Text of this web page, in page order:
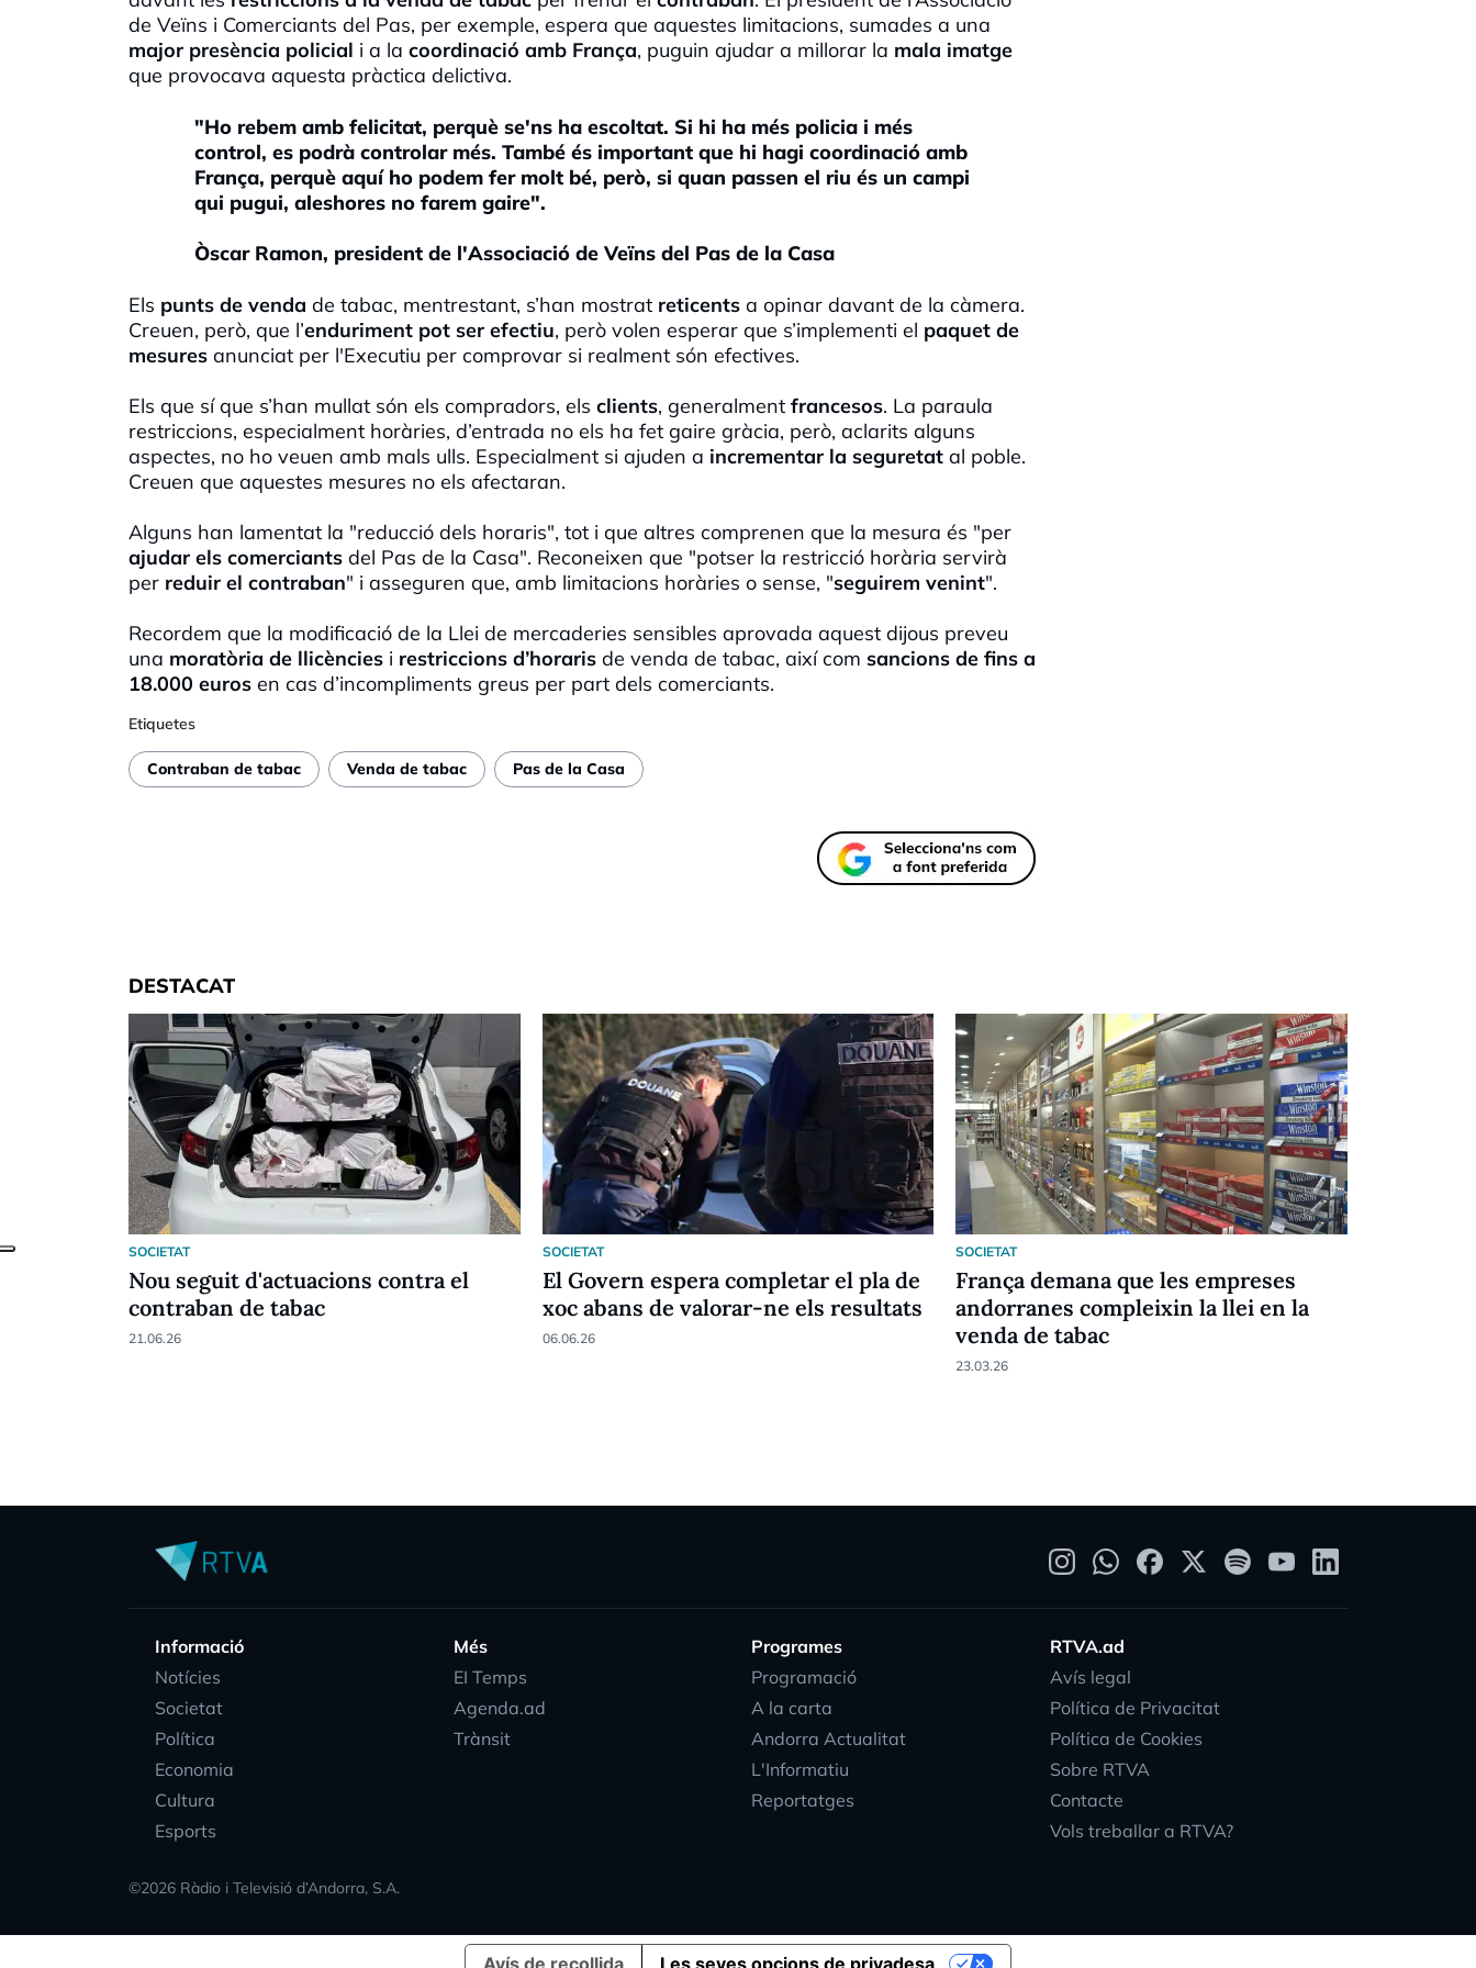
de Veïns i Comerciants del Pas, per exemple, espera que aquestes limitacions, sumades a una
major presència policial i a la coordinació amb França, puguin ajudar a millorar la mala imatge
que provocava aquesta pràctica delictiva.
"Ho rebem amb felicitat, perquè se'ns ha escoltat. Si hi ha més policia i més
control, es podrà controlar més. També és important que hi hagi coordinació amb
França, perquè aquí ho podem fer molt bé, però, si quan passen el riu és un campi
qui pugui, aleshores no farem gaire".
Òscar Ramon, president de l'Associació de Veïns del Pas de la Casa
Els punts de venda de tabac, mentrestant, s’han mostrat reticents a opinar davant de la càmera.
Creuen, però, que l’enduriment pot ser efectiu, però volen esperar que s’implementi el paquet de
mesures anunciat per l'Executiu per comprovar si realment són efectives.
Els que sí que s’han mullat són els compradors, els clients, generalment francesos. La paraula
restriccions, especialment horàries, d’entrada no els ha fet gaire gràcia, però, aclarits alguns
aspectes, no ho veuen amb mals ulls. Especialment si ajuden a incrementar la seguretat al poble.
Creuen que aquestes mesures no els afectaran.
Alguns han lamentat la "reducció dels horaris", tot i que altres comprenen que la mesura és "per
ajudar els comerciants del Pas de la Casa". Reconeixen que "potser la restricció horària servirà
per reduir el contraban" i asseguren que, amb limitacions horàries o sense, "seguirem venint".
Recordem que la modificació de la Llei de mercaderies sensibles aprovada aquest dijous preveu
una moratòria de llicències i restriccions d’horaris de venda de tabac, així com sancions de fins a
18.000 euros en cas d’incompliments greus per part dels comerciants.
Etiquetes
Contraban de tabac Venda de tabac Pas de la Casa
DESTACAT
SOCIETAT
Nou seguit d'actuacions contra el
contraban de tabac
21.06.26
SOCIETAT
El Govern espera completar el pla de
xoc abans de valorar-ne els resultats
06.06.26
SOCIETAT
França demana que les empreses
andorranes compleixin la llei en la
venda de tabac
23.03.26
Informació
Notícies
Societat
Política
Economia
Cultura
Esports
Més
EI Temps
Agenda.ad
Trànsit
Programes
Programació
A la carta
Andorra Actualitat
L'Informatiu
Reportatges
RTVA.ad
Avís legal
Política de Privacitat
Política de Cookies
Sobre RTVA
Contacte
Vols treballar a RTVA?
©2026 Ràdio i Televisió d’Andorra, S.A.